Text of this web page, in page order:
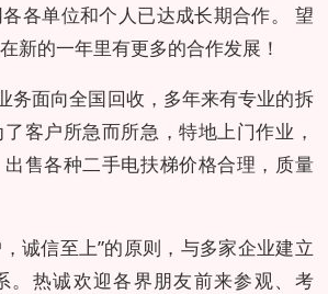
各单位和个人已达成长期合作。 望
新的一年里有更多的合作发展！
务面向全国回收，多年来有专业的拆
客户所急而所急，特地上门作业，
售各种二手电扶梯价格合理，质量
诚信至上”的原则，与多家企业建立
。热诚欢迎各界朋友前来参观、考